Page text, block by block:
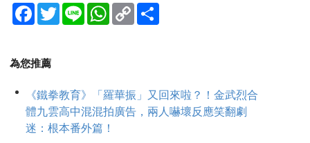
Facebook
TwitterLine WhatsApp
Copy
Link
為您推薦
《鐵拳教育》「羅華振」又回來啦？！金武烈合
體九雲高中混混拍廣告，兩人嚇壞反應笑翻劇
迷：根本番外篇！